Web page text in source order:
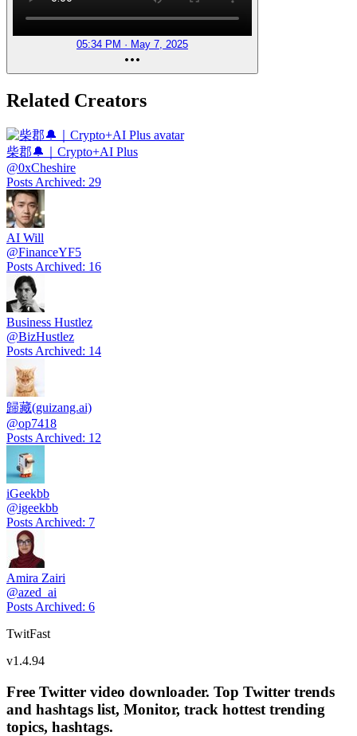
05:34 PM · May 7, 2025
Related Creators
柴郡🔔｜Crypto+AI Plus
@0xCheshire
Posts Archived: 29
AI Will
@FinanceYF5
Posts Archived: 16
Business Hustlez
@BizHustlez
Posts Archived: 14
歸藏(guizang.ai)
@op7418
Posts Archived: 12
iGeekbb
@igeekbb
Posts Archived: 7
Amira Zairi
@azed_ai
Posts Archived: 6
TwitFast
v1.4.94
Free Twitter video downloader. Top Twitter trends
and hashtags list, Monitor, track hottest trending
topics, hashtags.